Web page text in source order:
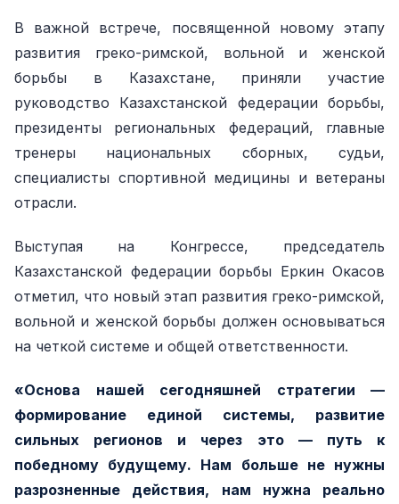
В важной встрече, посвященной новому этапу
развития греко-римской, вольной и женской
борьбы в Казахстане, приняли участие
руководство Казахстанской федерации борьбы,
президенты региональных федераций, главные
тренеры национальных сборных, судьи,
специалисты спортивной медицины и ветераны
отрасли.
Выступая на Конгрессе, председатель
Казахстанской федерации борьбы Еркин Окасов
отметил, что новый этап развития греко-римской,
вольной и женской борьбы должен основываться
на четкой системе и общей ответственности.
«Основа нашей сегодняшней стратегии —
формирование единой системы, развитие
сильных регионов и через это — путь к
победному будущему. Нам больше не нужны
разрозненные действия, нам нужна реально